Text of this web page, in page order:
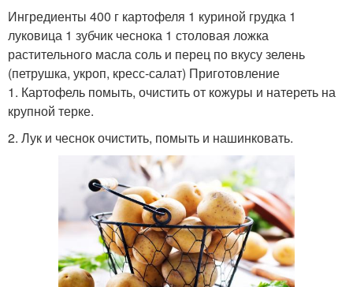
Ингредиенты 400 г картофеля 1 куриной грудка 1
луковица 1 зубчик чеснока 1 столовая ложка
растительного масла соль и перец по вкусу зелень
(петрушка, укроп, кресс-салат) Приготовление
1. Картофель помыть, очистить от кожуры и натереть на
крупной терке.
2. Лук и чеснок очистить, помыть и нашинковать.